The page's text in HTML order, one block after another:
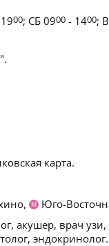
00; СБ 0900 - 1400;
карта.
М
Юго-
акушер, врач
эндокринолог.